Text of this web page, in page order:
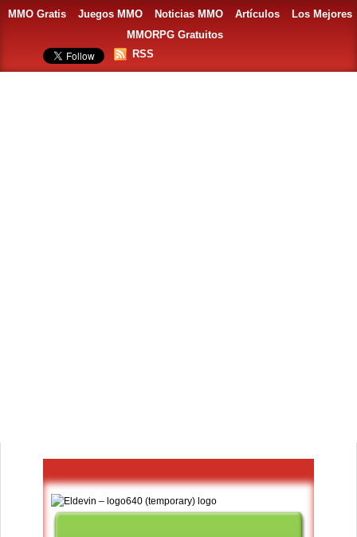
MMO Gratis Juegos MMO Noticias MMO Artículos
Los Mejores
MMORPG Gratuitos
RSS